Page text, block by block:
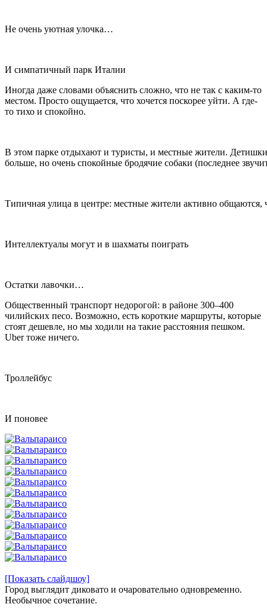
Не очень уютная улочка…
И симпатичный парк Италии
Иногда даже словами объяснить сложно, что не так с каким-то
местом. Просто ощущается, что хочется поскорее уйти. А где-
то тихо и спокойно.
В этом парке отдыхают и туристы, и местные жители.
больше, но очень спокойные бродячие собаки (последнее
Типичная улица в центре: местные жители активно общаются,
Интеллектуалы могут и в шахматы поиграть
Остатки лавочки…
Общественный транспорт недорогой: в районе 300–400
чилийских песо. Возможно, есть короткие маршруты, которые
стоят дешевле, но мы ходили на такие расстояния пешком.
Uber тоже ничего.
Троллейбус
И поновее
[Показать слайдшоу]
Город выглядит диковато и очаровательно одновременно.
Необычное сочетание.